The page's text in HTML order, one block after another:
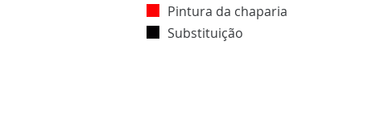
Pintura da chaparia
Substituição